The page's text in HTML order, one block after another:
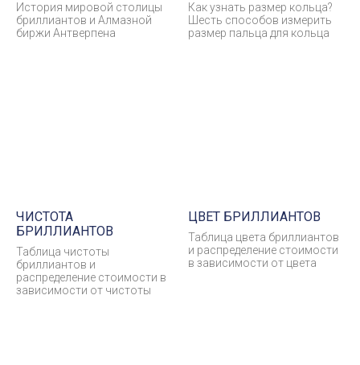
История мировой столицы
бриллиантов и Алмазной
биржи Антверпена
Как узнать размер кольца?
Шесть способов измерить
размер пальца для кольца
ЧИСТОТА
БРИЛЛИАНТОВ
Таблица чистоты
бриллиантов и
распределение стоимости в
зависимости от чистоты
ЦВЕТ БРИЛЛИАНТОВ
Таблица цвета бриллиантов
и распределение стоимости
в зависимости от цвета